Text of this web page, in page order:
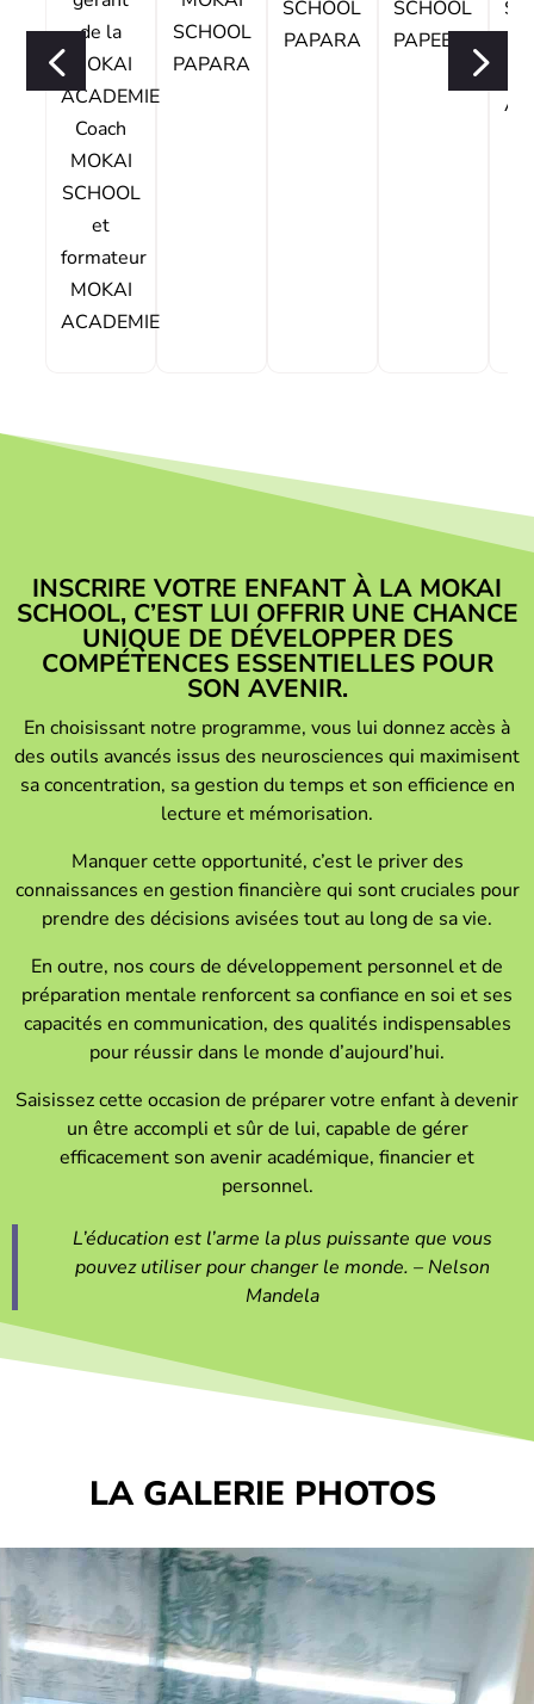
de la
MOKAI
ACADEMIE
Coach
MOKAI
SCHOOL
et
formateur
MOKAI
ACADEMIE
SCHOOL
PAPARA
SCHOOL
PAPARA
SCHOOL
PAPEETE
INSCRIRE VOTRE ENFANT À LA MOKAI
SCHOOL, C’EST LUI OFFRIR UNE CHANCE
UNIQUE DE DÉVELOPPER DES
COMPÉTENCES ESSENTIELLES POUR
SON AVENIR.
En choisissant notre programme, vous lui donnez accès à
des outils avancés issus des neurosciences qui maximisent
sa concentration, sa gestion du temps et son efficience en
lecture et mémorisation.
Manquer cette opportunité, c’est le priver des
connaissances en gestion financière qui sont cruciales pour
prendre des décisions avisées tout au long de sa vie.
En outre, nos cours de développement personnel et de
préparation mentale renforcent sa confiance en soi et ses
capacités en communication, des qualités indispensables
pour réussir dans le monde d’aujourd’hui.
Saisissez cette occasion de préparer votre enfant à devenir
un être accompli et sûr de lui, capable de gérer
efficacement son avenir académique, financier et
personnel.
L’éducation est l’arme la plus puissante que vous
pouvez utiliser pour changer le monde. – Nelson
Mandela
LA GALERIE PHOTOS